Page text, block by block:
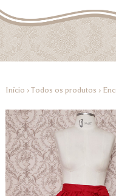
Início › Todos os produtos ›